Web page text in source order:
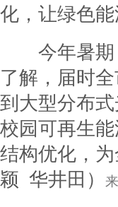
化，让绿色能
今年暑期
了解，届时
到大型分布
校园可再生
结构优化，
颖 华井田）